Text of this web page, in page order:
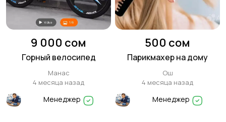
9 000 сом
Горный велосипед
Манас
4 месяца назад
Менеджер
500 сом
Парикмахер на дому
Ош
4 месяца назад
Менеджер